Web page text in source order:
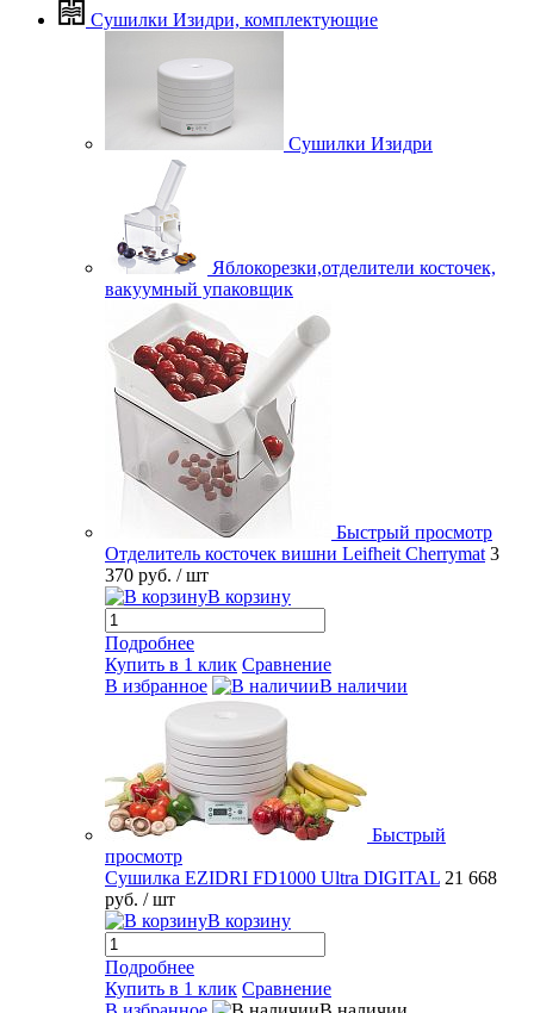
Сушилки Изидри, комплектующие
Сушилки Изидри
Яблокорезки,отделители косточек,
вакуумный упаковщик
Быстрый просмотр
Отделитель косточек вишни Leifheit Cherrymat 3
370 руб. / шт
В корзину
Подробнее
Купить в 1 клик Сравнение
В избранное
В наличии
Быстрый
просмотр
Сушилка EZIDRI FD1000 Ultra DIGITAL 21 668
руб. / шт
В корзину
Подробнее
Купить в 1 клик Сравнение